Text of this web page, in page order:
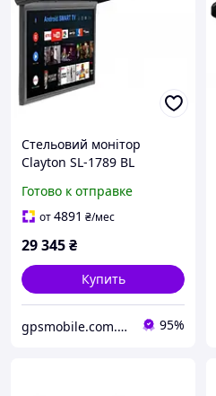
Стельовий монітор
Clayton SL-1789 BL
Готово к отправке
от4891 ₴/мес
29 345₴
Купить
gpsmobile.com.ua 95%